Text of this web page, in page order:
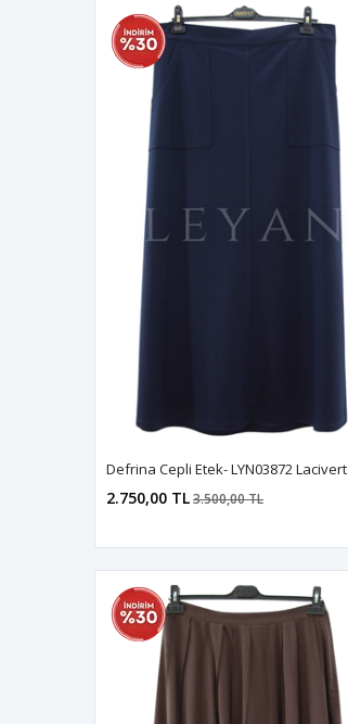
Defrina Cepli Etek- LYN03872 Lacivert
2.750,00 TL3.500,00 TL